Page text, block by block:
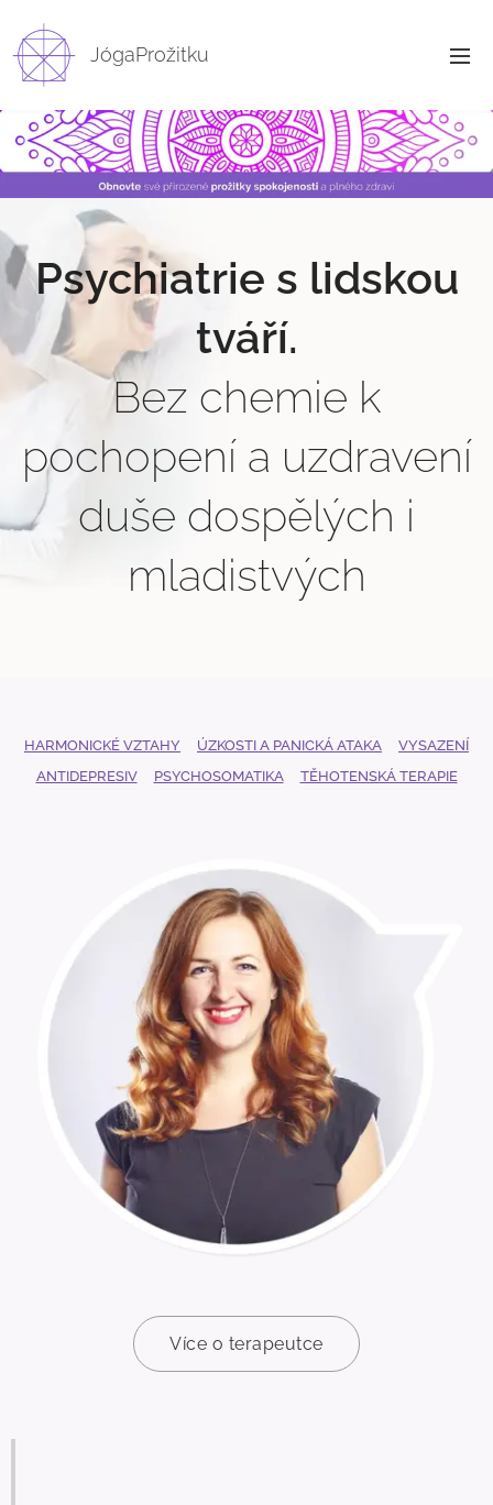
JógaProžitku
Psychiatrie s lidskou
tváří.
Bez chemie k
pochopení a uzdravení
duše dospělých i
mladistvých
HARMONICKÉ VZTAHY ÚZKOSTI A PANICKÁ ATAKA
VYSAZENÍ
ANTIDEPRESIV
PSYCHOSOMATIKA TĚHOTENSKÁ TERAPIE
Více o terapeutce